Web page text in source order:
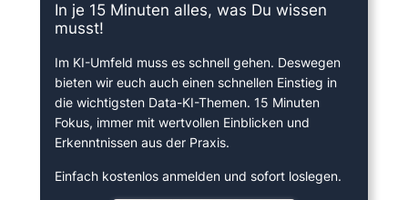
In je 15 Minuten alles, was Du wissen
musst!
Im KI-Umfeld muss es schnell gehen. Deswegen
bieten wir euch auch einen schnellen Einstieg in
die wichtigsten Data-KI-Themen. 15 Minuten
Fokus, immer mit wertvollen Einblicken und
Erkenntnissen aus der Praxis.
Einfach kostenlos anmelden und sofort loslegen.